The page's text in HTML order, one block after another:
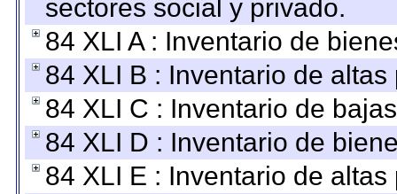
sectores social y privado.
84 XLI A : Inventario de
84 XLI B : Inventario de
84 XLI C : Inventario de
84 XLI D : Inventario de
84 XLI E : Inventario de